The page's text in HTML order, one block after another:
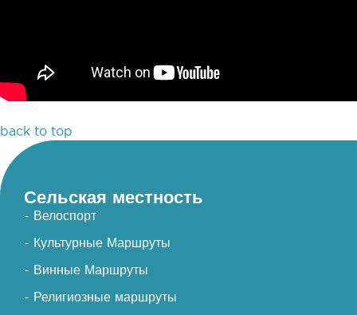
back to top
Сельская местность
- Велоспорт
- Культурные Маршруты
- Винные Маршруты
- Религиозные маршруты